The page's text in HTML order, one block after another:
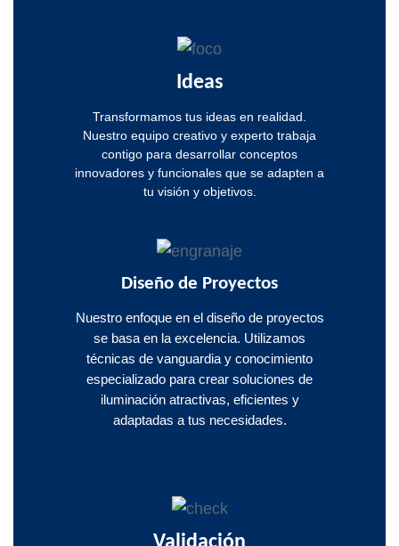
Ideas
Transformamos tus ideas en realidad.
Nuestro equipo creativo y experto trabaja
contigo para desarrollar conceptos
innovadores y funcionales que se adapten a
tu visión y objetivos.
Diseño de Proyectos
Nuestro enfoque en el diseño de proyectos
se basa en la excelencia. Utilizamos
técnicas de vanguardia y conocimiento
especializado para crear soluciones de
iluminación atractivas, eficientes y
adaptadas a tus necesidades.